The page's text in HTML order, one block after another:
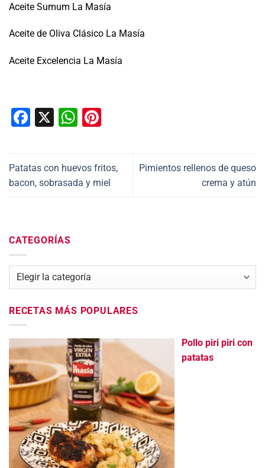
Aceite Sumum La Masía
Aceite de Oliva Clásico La Masía
Aceite Excelencia La Masía
Facebook
X WhatsApp
Patatas con huevos fritos,
bacon, sobrasada y miel
Pimientos rellenos de queso
crema y atún
CATEGORÍAS
Categorías
RECETAS MÁS POPULARES
Pollo piri piri con
patatas